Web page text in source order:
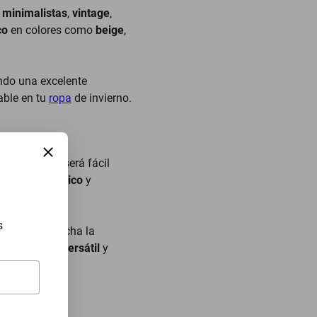
minimalistas, vintage,
en colores como beige,
una excelente
en tu ropa de invierno.
, será fácil
clásico y
Aprovecha la
versátil y